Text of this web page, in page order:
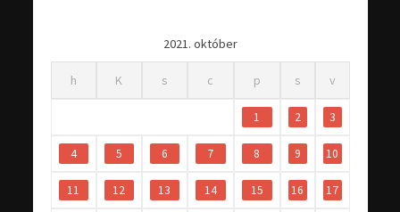
2021. október
h K s c p s v
1 2 3
4 5 6 7 8 9 10
11 12 13 14 15 16 17